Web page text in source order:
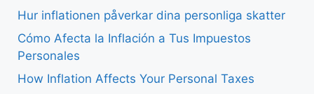
Hur inflationen påverkar dina personliga skatter
Cómo Afecta la Inflación a Tus Impuestos
Personales
How Inflation Affects Your Personal Taxes